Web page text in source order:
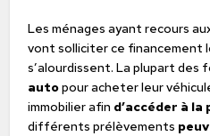
Les ménages ayant recours
vont solliciter ce financement
s’alourdissent. La plupart des
autopour acheter leur
immobilier afin d’accéder à
différents prélèvements